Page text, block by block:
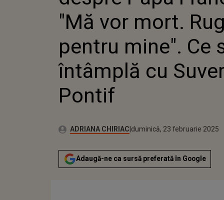
"Mă vor mort.
pentru mine". Ce
întâmplă cu
Pontif
Autor:ADRIANA CHIRIACPublicat:
duminică, 23 februarie 2025
Actualizat:
duminică, 23 februarie 2025
Adaugă-ne ca sursă preferată în Google